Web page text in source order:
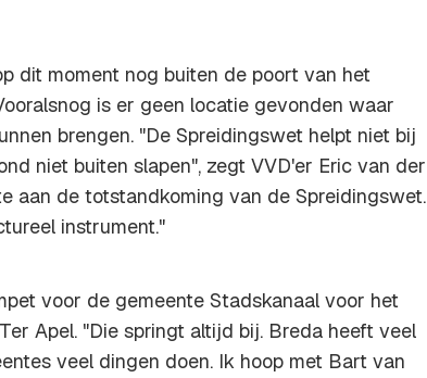
dit moment nog buiten de poort van het
is er geen locatie gevonden waar
brengen. "De Spreidingswet helpt niet bij
niet buiten slapen", zegt VVD'er Eric van der
aan de totstandkoming van de Spreidingswet.
instrument."
voor de gemeente Stadskanaal voor het
Apel. "Die springt altijd bij. Breda heeft veel
veel dingen doen. Ik hoop met Bart van